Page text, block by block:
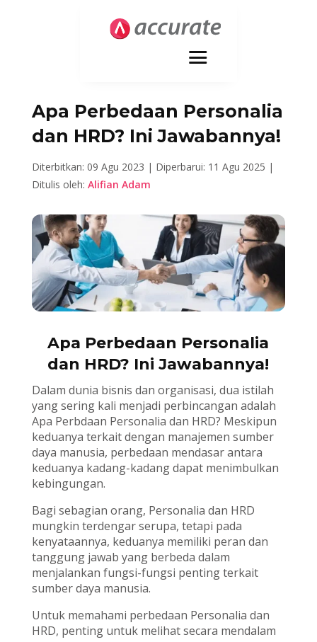
Apa Perbedaan Personalia
dan HRD? Ini Jawabannya!
Diterbitkan: 09 Agu 2023 | Diperbarui: 11 Agu 2025 |
Ditulis oleh: Alifian Adam
Apa Perbedaan Personalia
dan HRD? Ini Jawabannya!
Dalam dunia bisnis dan organisasi, dua istilah
yang sering kali menjadi perbincangan adalah
Apa Perbdaan Personalia dan HRD? Meskipun
keduanya terkait dengan manajemen sumber
daya manusia, perbedaan mendasar antara
keduanya kadang-kadang dapat menimbulkan
kebingungan.
Bagi sebagian orang, Personalia dan HRD
mungkin terdengar serupa, tetapi pada
kenyataannya, keduanya memiliki peran dan
tanggung jawab yang berbeda dalam
menjalankan fungsi-fungsi penting terkait
sumber daya manusia.
Untuk memahami perbedaan Personalia dan
HRD, penting untuk melihat secara mendalam